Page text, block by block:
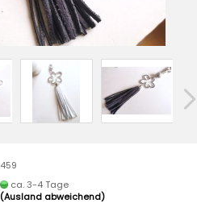
459
ca. 3-4 Tage
(Ausland abweichend)